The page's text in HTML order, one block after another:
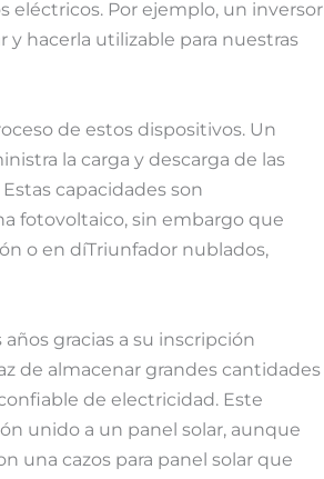
eléctricos. Por ejemplo, un inversor
hacerla utilizable para nuestras
de estos dispositivos. Un
la carga y descarga de las
capacidades son
fotovoltaico, sin embargo que
o en díTriunfador nublados,
gracias a su inscripción
de almacenar grandes cantidades
de electricidad. Este
unido a un panel solar, aunque
una cazos para panel solar que